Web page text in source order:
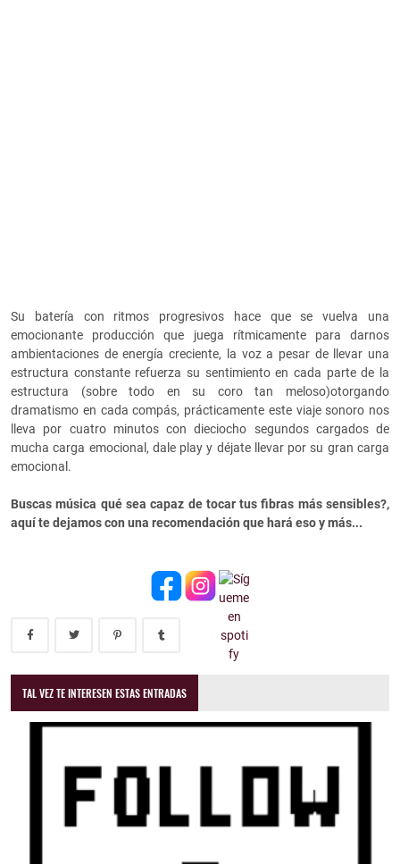
Su batería con ritmos progresivos hace que se vuelva una
emocionante producción que juega rítmicamente para darnos
ambientaciones de energía creciente, la voz a pesar de llevar una
estructura constante refuerza su sentimiento en cada parte de la
estructura (sobre todo en su coro tan meloso)otorgando
dramatismo en cada compás, prácticamente este viaje sonoro nos
lleva por cuatro minutos con dieciocho segundos cargados de
mucha carga emocional, dale play y déjate llevar por su gran carga
emocional.
Buscas música qué sea capaz de tocar tus fibras más sensibles?,
aquí te dejamos con una recomendación que hará eso y más...
TAL VEZ TE INTERESEN ESTAS ENTRADAS